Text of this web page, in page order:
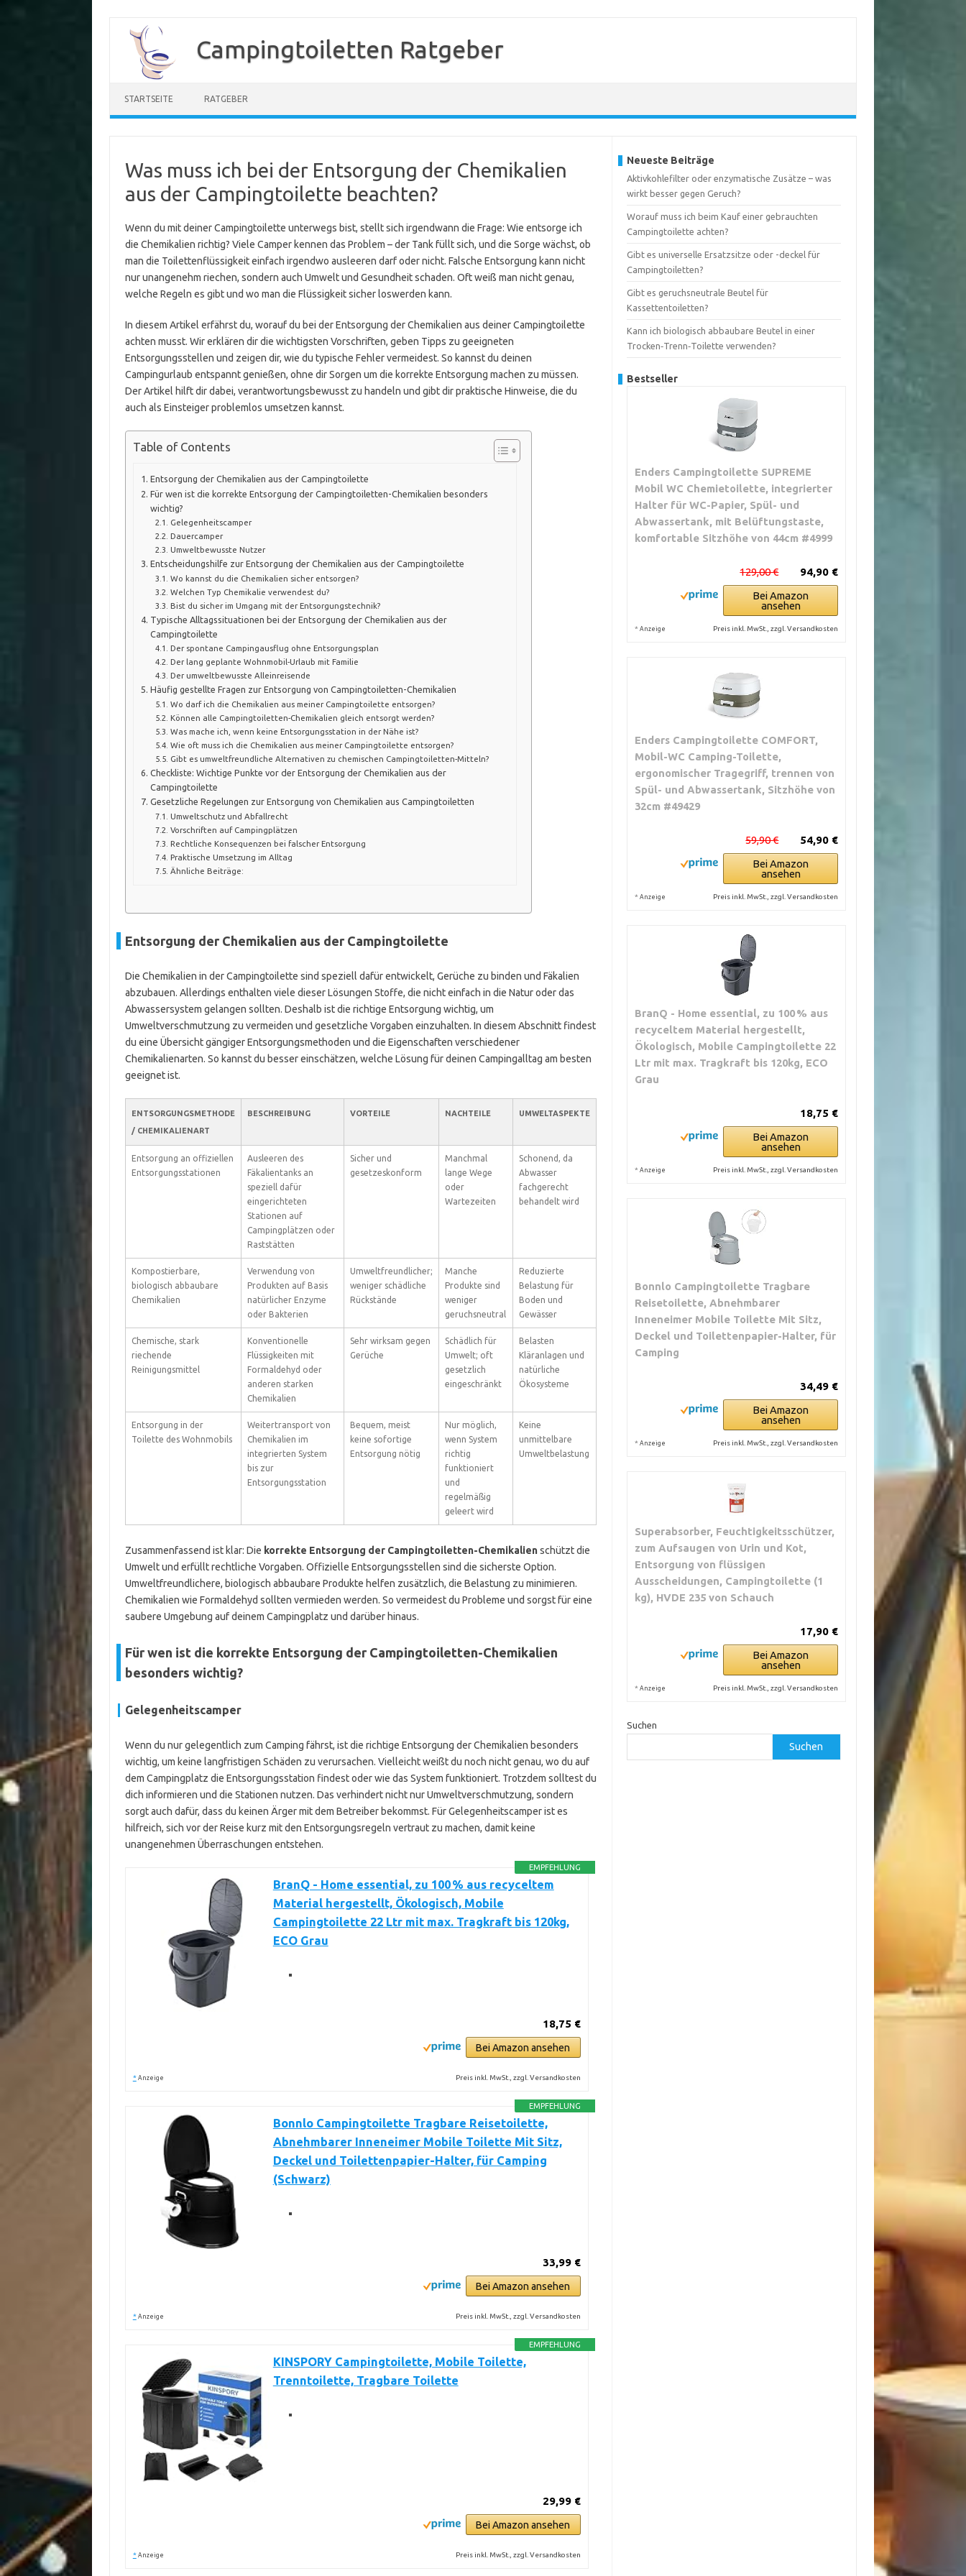
Inhalt
springen
Campingtoiletten Ratgeber
STARTSEITE RATGEBER
Was muss ich bei der Entsorgung der Chemikalien
aus der Campingtoilette beachten?
Wenn du mit deiner Campingtoilette unterwegs bist, stellt sich irgendwann die Frage: Wie entsorge ich
die Chemikalien richtig? Viele Camper kennen das Problem – der Tank füllt sich, und die Sorge wächst, ob
man die Toilettenflüssigkeit einfach irgendwo ausleeren darf oder nicht. Falsche Entsorgung kann nicht
nur unangenehm riechen, sondern auch Umwelt und Gesundheit schaden. Oft weiß man nicht genau,
welche Regeln es gibt und wo man die Flüssigkeit sicher loswerden kann.
In diesem Artikel erfährst du, worauf du bei der Entsorgung der Chemikalien aus deiner Campingtoilette
achten musst. Wir erklären dir die wichtigsten Vorschriften, geben Tipps zu geeigneten
Entsorgungsstellen und zeigen dir, wie du typische Fehler vermeidest. So kannst du deinen
Campingurlaub entspannt genießen, ohne dir Sorgen um die korrekte Entsorgung machen zu müssen.
Der Artikel hilft dir dabei, verantwortungsbewusst zu handeln und gibt dir praktische Hinweise, die du
auch als Einsteiger problemlos umsetzen kannst.
Table of Contents
Entsorgung der Chemikalien aus der Campingtoilette
Für wen ist die korrekte Entsorgung der Campingtoiletten-Chemikalien besonders
wichtig?
Gelegenheitscamper
Dauercamper
Umweltbewusste Nutzer
Entscheidungshilfe zur Entsorgung der Chemikalien aus der Campingtoilette
Wo kannst du die Chemikalien sicher entsorgen?
Welchen Typ Chemikalie verwendest du?
Bist du sicher im Umgang mit der Entsorgungstechnik?
Typische Alltagssituationen bei der Entsorgung der Chemikalien aus der
Campingtoilette
Der spontane Campingausflug ohne Entsorgungsplan
Der lang geplante Wohnmobil-Urlaub mit Familie
Der umweltbewusste Alleinreisende
Häufig gestellte Fragen zur Entsorgung von Campingtoiletten-Chemikalien
Wo darf ich die Chemikalien aus meiner Campingtoilette entsorgen?
Können alle Campingtoiletten-Chemikalien gleich entsorgt werden?
Was mache ich, wenn keine Entsorgungsstation in der Nähe ist?
Wie oft muss ich die Chemikalien aus meiner Campingtoilette entsorgen?
Gibt es umweltfreundliche Alternativen zu chemischen Campingtoiletten-Mitteln?
Checkliste: Wichtige Punkte vor der Entsorgung der Chemikalien aus der
Campingtoilette
Gesetzliche Regelungen zur Entsorgung von Chemikalien aus Campingtoiletten
Umweltschutz und Abfallrecht
Vorschriften auf Campingplätzen
Rechtliche Konsequenzen bei falscher Entsorgung
Praktische Umsetzung im Alltag
Ähnliche Beiträge:
Entsorgung der Chemikalien aus der Campingtoilette
Die Chemikalien in der Campingtoilette sind speziell dafür entwickelt, Gerüche zu binden und Fäkalien
abzubauen. Allerdings enthalten viele dieser Lösungen Stoffe, die nicht einfach in die Natur oder das
Abwassersystem gelangen sollten. Deshalb ist die richtige Entsorgung wichtig, um
Umweltverschmutzung zu vermeiden und gesetzliche Vorgaben einzuhalten. In diesem Abschnitt findest
du eine Übersicht gängiger Entsorgungsmethoden und die Eigenschaften verschiedener
Chemikalienarten. So kannst du besser einschätzen, welche Lösung für deinen Campingalltag am besten
geeignet ist.
ENTSORGUNGSMETHODE
/ CHEMIKALIENART
BESCHREIBUNG VORTEILE NACHTEILE UMWELTASPEKTE
Entsorgung an offiziellen
Entsorgungsstationen
Ausleeren des
Fäkalientanks an
speziell dafür
eingerichteten
Stationen auf
Campingplätzen oder
Raststätten
Sicher und
gesetzeskonform
Manchmal
lange Wege
oder
Wartezeiten
Schonend, da
Abwasser
fachgerecht
behandelt wird
Kompostierbare,
biologisch abbaubare
Chemikalien
Verwendung von
Produkten auf Basis
natürlicher Enzyme
oder Bakterien
Umweltfreundlicher;
weniger schädliche
Rückstände
Manche
Produkte sind
weniger
geruchsneutral
Reduzierte
Belastung für
Boden und
Gewässer
Chemische, stark
riechende
Reinigungsmittel
Konventionelle
Flüssigkeiten mit
Formaldehyd oder
anderen starken
Chemikalien
Sehr wirksam gegen
Gerüche
Schädlich für
Umwelt; oft
gesetzlich
eingeschränkt
Belasten
Kläranlagen und
natürliche
Ökosysteme
Entsorgung in der
Toilette des Wohnmobils
Weitertransport von
Chemikalien im
integrierten System
bis zur
Entsorgungsstation
Bequem, meist
keine sofortige
Entsorgung nötig
Nur möglich,
wenn System
richtig
funktioniert
und
regelmäßig
geleert wird
Keine
unmittelbare
Umweltbelastung
Zusammenfassend ist klar: Die korrekte Entsorgung der Campingtoiletten-Chemikalienschützt die
Umwelt und erfüllt rechtliche Vorgaben. Offizielle Entsorgungsstellen sind die sicherste Option.
Umweltfreundlichere, biologisch abbaubare Produkte helfen zusätzlich, die Belastung zu minimieren.
Chemikalien wie Formaldehyd sollten vermieden werden. So vermeidest du Probleme und sorgst für eine
saubere Umgebung auf deinem Campingplatz und darüber hinaus.
Für wen ist die korrekte Entsorgung der Campingtoiletten-Chemikalien
besonders wichtig?
Gelegenheitscamper
Wenn du nur gelegentlich zum Camping fährst, ist die richtige Entsorgung der Chemikalien besonders
wichtig, um keine langfristigen Schäden zu verursachen. Vielleicht weißt du noch nicht genau, wo du auf
dem Campingplatz die Entsorgungsstation findest oder wie das System funktioniert. Trotzdem solltest du
dich informieren und die Stationen nutzen. Das verhindert nicht nur Umweltverschmutzung, sondern
sorgt auch dafür, dass du keinen Ärger mit dem Betreiber bekommst. Für Gelegenheitscamper ist es
hilfreich, sich vor der Reise kurz mit den Entsorgungsregeln vertraut zu machen, damit keine
unangenehmen Überraschungen entstehen.
EMPFEHLUNG
BranQ - Home essential, zu 100 % aus recyceltem
Material hergestellt, Ökologisch, Mobile
Campingtoilette 22 Ltr mit max. Tragkraft bis 120kg,
ECO Grau
18,75 €
Bei Amazon ansehen
* Anzeige Preis inkl. MwSt., zzgl. Versandkosten
EMPFEHLUNG
Bonnlo Campingtoilette Tragbare Reisetoilette,
Abnehmbarer Inneneimer Mobile Toilette Mit Sitz,
Deckel und Toilettenpapier-Halter, für Camping
(Schwarz)
33,99 €
Bei Amazon ansehen
* Anzeige Preis inkl. MwSt., zzgl. Versandkosten
EMPFEHLUNG
KINSPORY Campingtoilette, Mobile Toilette,
Trenntoilette, Tragbare Toilette
29,99 €
Bei Amazon ansehen
* Anzeige Preis inkl. MwSt., zzgl. Versandkosten
Neueste Beiträge
Aktivkohlefilter oder enzymatische Zusätze – was
wirkt besser gegen Geruch?
Worauf muss ich beim Kauf einer gebrauchten
Campingtoilette achten?
Gibt es universelle Ersatzsitze oder -deckel für
Campingtoiletten?
Gibt es geruchsneutrale Beutel für
Kassettentoiletten?
Kann ich biologisch abbaubare Beutel in einer
Trocken‑Trenn‑Toilette verwenden?
Bestseller
Enders Campingtoilette SUPREME
Mobil WC Chemietoilette, integrierter
Halter für WC-Papier, Spül- und
Abwassertank, mit Belüftungstaste,
komfortable Sitzhöhe von 44cm #4999
94,90 €
129,00 €
Bei Amazon
ansehen
* Anzeige Preis inkl. MwSt., zzgl. Versandkosten
Enders Campingtoilette COMFORT,
Mobil-WC Camping-Toilette,
ergonomischer Tragegriff, trennen von
Spül- und Abwassertank, Sitzhöhe von
32cm #49429
54,90 €
59,90 €
Bei Amazon
ansehen
* Anzeige Preis inkl. MwSt., zzgl. Versandkosten
BranQ - Home essential, zu 100 % aus
recyceltem Material hergestellt,
Ökologisch, Mobile Campingtoilette 22
Ltr mit max. Tragkraft bis 120kg, ECO
Grau
18,75 €
Bei Amazon
ansehen
* Anzeige Preis inkl. MwSt., zzgl. Versandkosten
Bonnlo Campingtoilette Tragbare
Reisetoilette, Abnehmbarer
Inneneimer Mobile Toilette Mit Sitz,
Deckel und Toilettenpapier-Halter, für
Camping
34,49 €
Bei Amazon
ansehen
* Anzeige Preis inkl. MwSt., zzgl. Versandkosten
Superabsorber, Feuchtigkeitsschützer,
zum Aufsaugen von Urin und Kot,
Entsorgung von flüssigen
Ausscheidungen, Campingtoilette (1
kg), HVDE 235 von Schauch
17,90 €
Bei Amazon
ansehen
* Anzeige Preis inkl. MwSt., zzgl. Versandkosten
Suchen
Suchen